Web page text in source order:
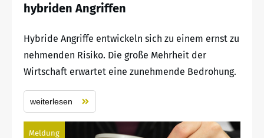
hybriden Angriffen
Hybride Angriffe entwickeln sich zu einem ernst zu
nehmenden Risiko. Die große Mehrheit der
Wirtschaft erwartet eine zunehmende Bedrohung.
weiterlesen
Meldung